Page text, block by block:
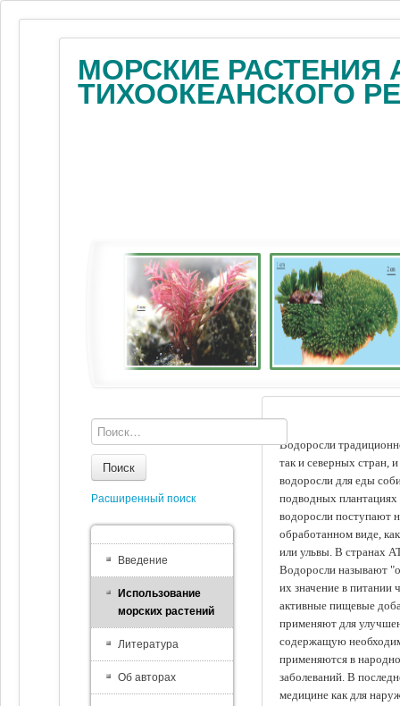
МОРСКИЕ РАСТЕНИЯ
ТИХООКЕАНСКОГО
Водоросли
так и северных стран,
водоросли для еды
подводных
водоросли поступают
обработанном виде,
или ульвы. В странах
Водоросли называют
их значение в питании
активные пищевые
применяют для
содержащую
применяются в
заболеваний. В
медицине как для
Поиск
Расширенный поиск
Введение
Использование
морских растений
Литература
Об авторах